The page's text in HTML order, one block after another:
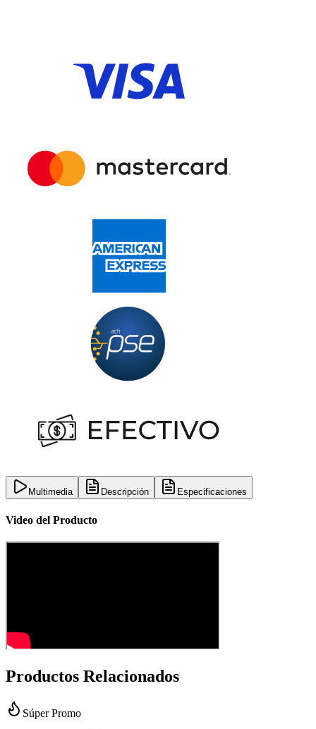
Multimedia Descripción Especificaciones
Video del Producto
Productos Relacionados
Súper Promo